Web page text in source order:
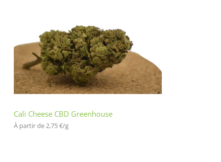
Cali Cheese CBD Greenhouse
À partir de 2,75€/g